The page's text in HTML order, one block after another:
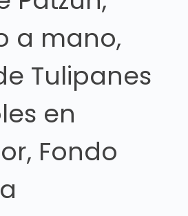
a mano,
Tulipanes
en
Fondo